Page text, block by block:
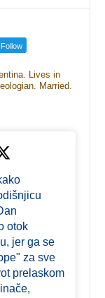
Follow
Lives in
Married.
otok
jer ga se
za sve
prelaskom